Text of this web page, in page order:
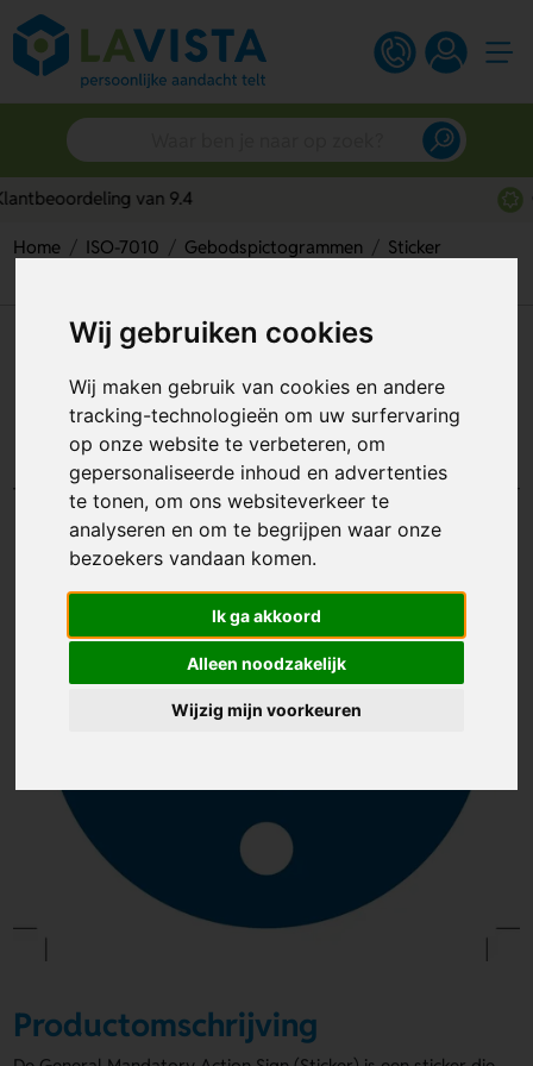
Wij gebruiken cookies
Wij maken gebruik van cookies en andere
tracking-technologieën om uw surfervaring
op onze website te verbeteren, om
gepersonaliseerde inhoud en advertenties
te tonen, om ons websiteverkeer te
analyseren en om te begrijpen waar onze
bezoekers vandaan komen.
Ik ga akkoord
Alleen noodzakelijk
Wijzig mijn voorkeuren
Gratis digitaal ontwerp
Home ISO-7010 Gebodspictogrammen
Sticker
General Mandatory Action Sign
(Sticker)
Artikelnummer: 110594
Productomschrijving